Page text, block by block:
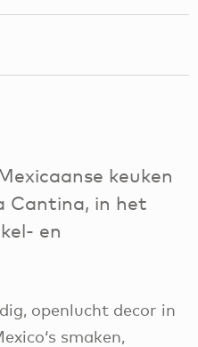
keuken
Cantina, in het
en
openlucht decor in
smaken,